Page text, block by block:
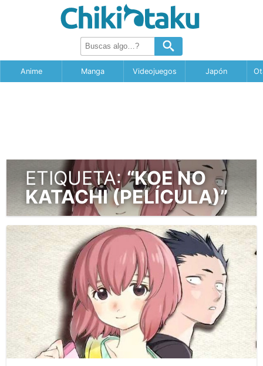
Anime Manga Videojuegos Japón
ETIQUETA:“KOE NO
KATACHI (PELÍCULA)”